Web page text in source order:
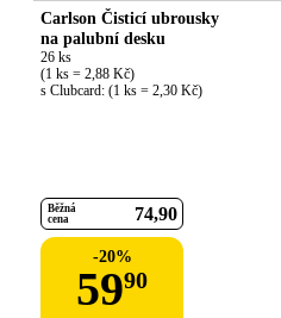
Carlson Čisticí ubrousky
na palubní desku
26 ks
(1 ks = 2,88 Kč)
s Clubcard: (1 ks = 2,30 Kč)
Běžná
cena
74 90
-20%
5990